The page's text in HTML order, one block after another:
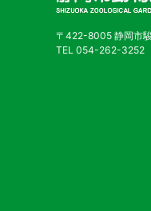
〒422-8005 静岡市
TEL 054-262-3252